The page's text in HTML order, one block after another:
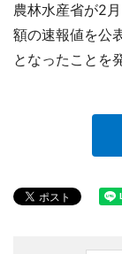
農林水産省が2
額の速報値を公
となったことを